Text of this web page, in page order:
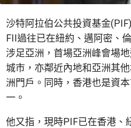
沙特阿拉伯公共投資基金
FII過往已在紐約、邁阿密、
涉足亞洲，首場亞洲峰會場
城市，亦鄰近內地和亞洲其
洲門戶。同時，香港也是資
一。
他又指，現時PIF已在香港、